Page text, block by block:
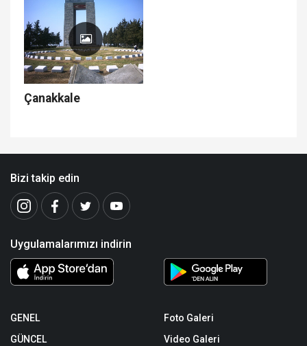
Çanakkale
Bizi takip edin
Uygulamalarımızı indirin
GENEL
GÜNCEL
Foto Galeri
Video Galeri